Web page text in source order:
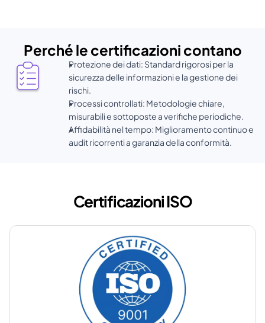
Perché le certificazioni contano
Protezione dei dati: Standard rigorosi per la
sicurezza delle informazioni e la gestione dei
rischi.
Processi controllati: Metodologie chiare,
misurabili e sottoposte a verifiche periodiche.
Affidabilità nel tempo: Miglioramento continuo e
audit ricorrenti a garanzia della conformità.
Certificazioni ISO